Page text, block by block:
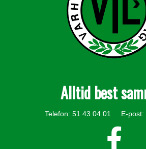
Alltid best
Telefon: 51 43 04 01 E-post: